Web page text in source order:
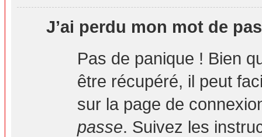
J’ai perdu mon mot de
Pas de panique ! Bien
être récupéré, il peut
sur la page de
passe. Suivez les